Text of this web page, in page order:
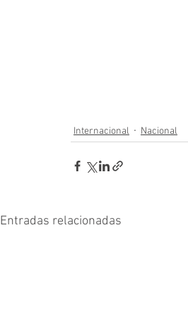
Internacional Nacional
Entradas relacionadas